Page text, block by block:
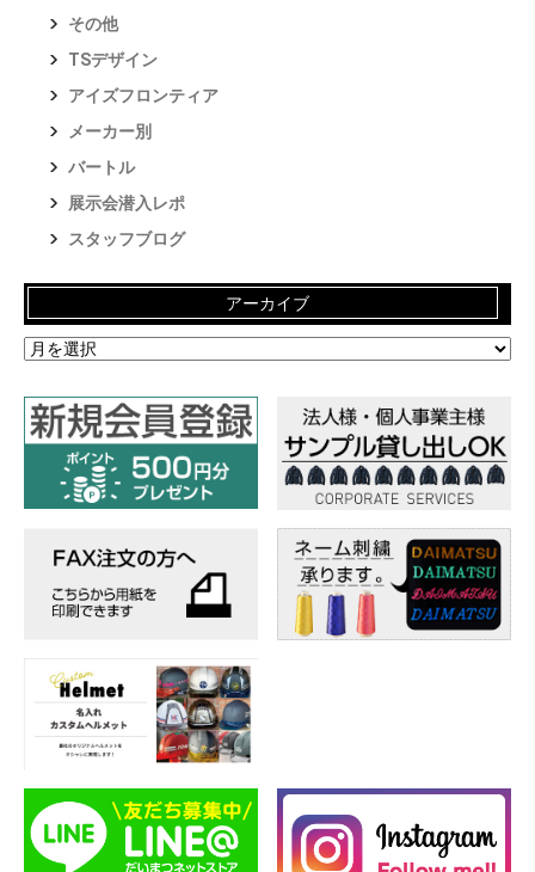
その他
TSデザイン
アイズフロンティア
メーカー別
バートル
展示会潜入レポ
スタッフブログ
アーカイブ
ア
ー
イ
ブ